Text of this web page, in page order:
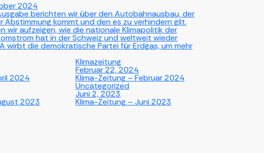
2024
berichten wir über den Autobahnausbau, der
Abstimmung kommt und den es zu verhindern gilt.
wir aufzeigen, wie die nationale Klimapolitik der
hat in der Schweiz und weltweit wieder
wirbt die demokratische Partei für Erdgas, um mehr
2024
Klimazeitung
Februar 22, 2024
Klima-Zeitung – Februar 2024
2023
Uncategorized
Juni 2, 2023
Klima-Zeitung – Juni 2023